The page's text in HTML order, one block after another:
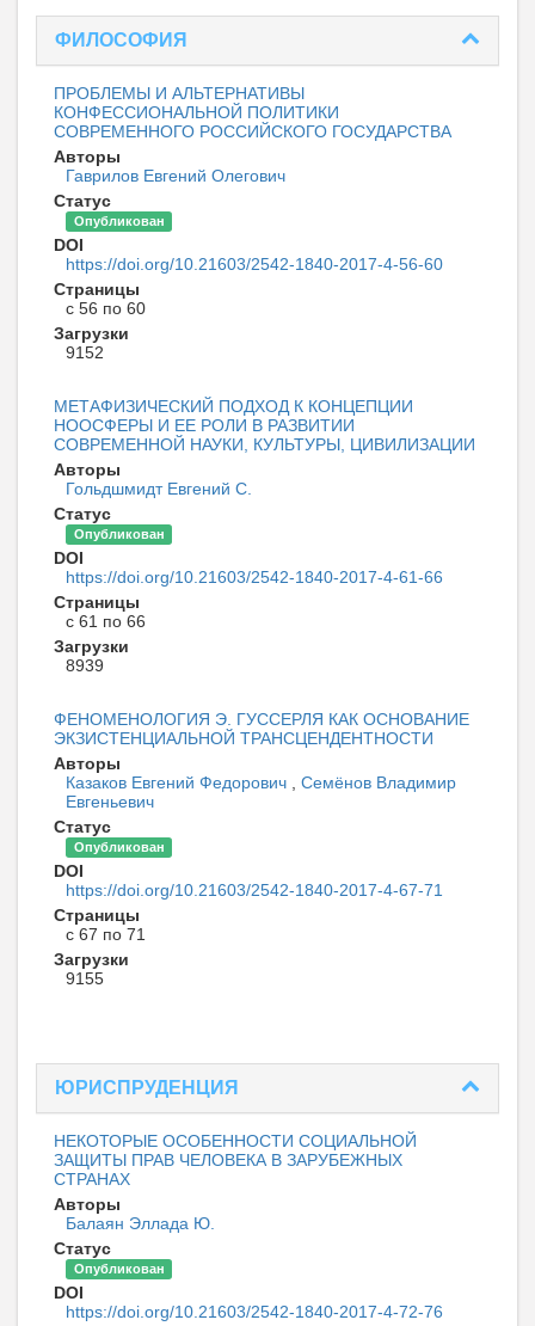
ФИЛОСОФИЯ
ПРОБЛЕМЫ И АЛЬТЕРНАТИВЫ
КОНФЕССИОНАЛЬНОЙ ПОЛИТИКИ
СОВРЕМЕННОГО РОССИЙСКОГО ГОСУДАРСТВА
Авторы
Гаврилов Евгений Олегович
Статус
Опубликован
DOI
https://doi.org/10.21603/2542-1840-2017-4-56-60
Страницы
с 56 по 60
Загрузки
9152
МЕТАФИЗИЧЕСКИЙ ПОДХОД К КОНЦЕПЦИИ
НООСФЕРЫ И ЕЕ РОЛИ В РАЗВИТИИ
СОВРЕМЕННОЙ НАУКИ, КУЛЬТУРЫ, ЦИВИЛИЗАЦИИ
Авторы
Гольдшмидт Евгений С.
Статус
Опубликован
DOI
https://doi.org/10.21603/2542-1840-2017-4-61-66
Страницы
с 61 по 66
Загрузки
8939
ФЕНОМЕНОЛОГИЯ Э. ГУССЕРЛЯ КАК ОСНОВАНИЕ
ЭКЗИСТЕНЦИАЛЬНОЙ ТРАНСЦЕНДЕНТНОСТИ
Авторы
Казаков Евгений Федорович
Семёнов Владимир
Евгеньевич
Статус
Опубликован
DOI
https://doi.org/10.21603/2542-1840-2017-4-67-71
Страницы
с 67 по 71
Загрузки
9155
ЮРИСПРУДЕНЦИЯ
НЕКОТОРЫЕ ОСОБЕННОСТИ СОЦИАЛЬНОЙ
ЗАЩИТЫ ПРАВ ЧЕЛОВЕКА В ЗАРУБЕЖНЫХ
СТРАНАХ
Авторы
Балаян Эллада Ю.
Статус
Опубликован
DOI
https://doi.org/10.21603/2542-1840-2017-4-72-76